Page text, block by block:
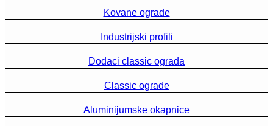
Kovane ograde
Industrijski profili
Dodaci classic ograda
Classic ograde
Aluminijumske okapnice